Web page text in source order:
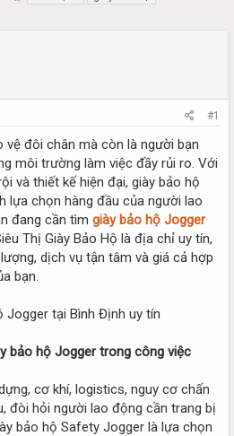
#1
vệ đôi chân mà còn là người bạn
môi trường làm việc đầy rủi ro. Với
và thiết kế hiện đại, giày bảo hộ
lựa chọn hàng đầu của người lao
đang cần tìm giày bảo hộ Jogger
Thị Giày Bảo Hộ là địa chỉ uy tín,
dịch vụ tận tâm và giá cả hợp
bạn.
bảo hộ Jogger trong công việc
cơ khí, logistics, nguy cơ chấn
đòi hỏi người lao động cần trang bị
bảo hộ Safety Jogger là lựa chọn